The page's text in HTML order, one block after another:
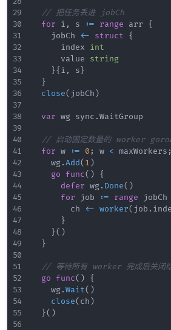
// 把任务丢进 jobCh
for i , s := range arr {
		jobCh
<- struct
{
			index
int
			value
string
}{ i , s }
}
close( jobCh )
var wg sync .WaitGroup
// 启动固定数量的 worker
for w := 0 ; w < maxWorkers ;
		wg
.Add( 1 )
go
func( )
{
defer wg. Done( )
for job := range jobCh
				ch
<- worker( job .
}
}( )
}
// 等待所有 worker 完成后关闭
go
func( )
{
		wg
.Wait( )
close( ch )
}( )